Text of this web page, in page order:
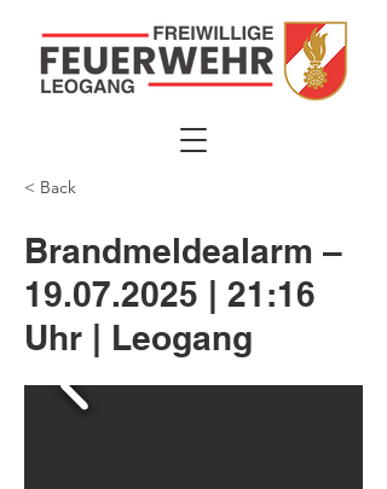
< Back
Brandmeldealarm –
19.07.2025 | 21:16
Uhr | Leogang